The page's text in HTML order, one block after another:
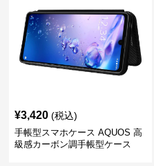
¥3,420 (税込)
手帳型スマホケース AQUOS 高
級感カーボン調手帳型ケース